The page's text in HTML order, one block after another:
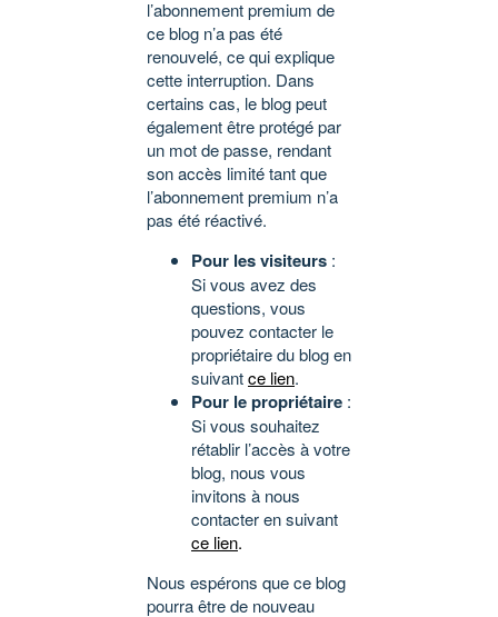
l’abonnement premium de
ce blog n’a pas été
renouvelé, ce qui explique
cette interruption. Dans
certains cas, le blog peut
également être protégé par
un mot de passe, rendant
son accès limité tant que
l’abonnement premium n’a
pas été réactivé.
Pour les visiteurs :
Si vous avez des
questions, vous
pouvez contacter le
propriétaire du blog en
suivantce lien.
Pour le propriétaire :
Si vous souhaitez
rétablir l’accès à votre
blog, nous vous
invitons à nous
contacter en suivant
ce lien.
Nous espérons que ce blog
pourra être de nouveau